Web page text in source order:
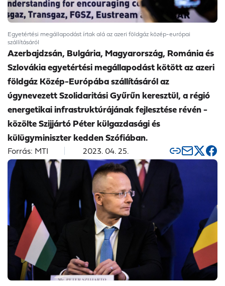
Egyetértési megállapodást írtak alá az azeri földgáz közép-európai
szállításáról
Azerbajdzsán, Bulgária, Magyarország, Románia és
Szlovákia egyetértési megállapodást kötött az azeri
földgáz Közép-Európába szállításáról az
úgynevezett Szolidaritási Gyűrűn keresztül, a régió
energetikai infrastruktúrájának fejlesztése révén -
közölte Szijjártó Péter külgazdasági és
külügyminiszter kedden Szófiában.
Forrás: MTI 2023. 04. 25.